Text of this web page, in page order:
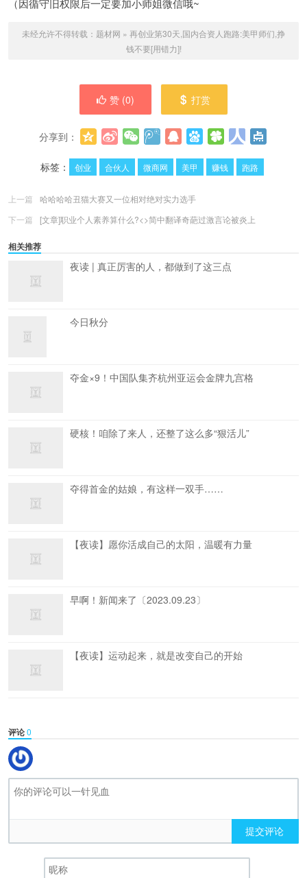
（因循守旧权限后一定要加小师姐微信哦~
未经允许不得转载： 题材网 » 再创业第30天,国内合资人跑路:美甲师们,挣
钱不要[用错力]!
赞 (0) 打赏
分享到：
标签：
创业 合伙人 微商网 美甲 赚钱 跑路
上一篇
哈哈哈哈丑猫大赛又一位相对绝对实力选手
下一篇
[文章]职业个人素养算什么?<>简中翻译奇葩过激言论被炎上
相关推荐
夜读 | 真正厉害的人，都做到了这三点
今日秋分
夺金×9！中国队集齐杭州亚运会金牌九宫格
硬核！咱除了来人，还整了这么多“狠活儿”
夺得首金的姑娘，有这样一双手……
【夜读】愿你活成自己的太阳，温暖有力量
早啊！新闻来了〔2023.09.23〕
【夜读】运动起来，就是改变自己的开始
评论0
提交评论